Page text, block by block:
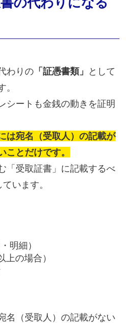
わりの「証憑書類」
として
シートも金銭の動きを証明
は宛名（受取人）の記載が
ことだけです。
「受取証書」に記載するべ
います。
明細）
の場合）
名（受取人）の記載がない